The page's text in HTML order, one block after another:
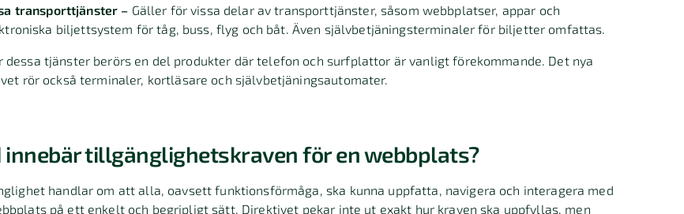
transporttjänster – Gäller för vissa delar av transporttjänster, såsom webbplatser, appar och
biljettsystem för tåg, buss, flyg och båt. Även självbetjäningsterminaler för biljetter omfattas.
dessa tjänster berörs en del produkter där telefon och surfplattor är vanligt förekommande. Det nya
rör också terminaler, kortläsare och självbetjäningsautomater.
innebär tillgänglighetskraven för en webbplats?
handlar om att alla, oavsett funktionsförmåga, ska kunna uppfatta, navigera och interagera med
på ett enkelt och begripligt sätt. Direktivet pekar inte ut exakt hur kraven ska uppfyllas, men